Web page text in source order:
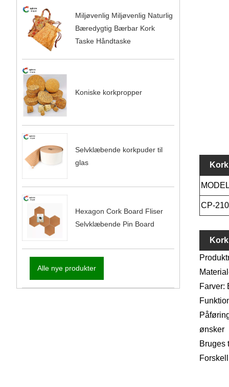
Miljøvenlig Miljøvenlig Naturlig
Bæredygtig Bærbar Kork
Taske Håndtaske
Koniske korkpropper
Selvklæbende korkpuder til
glas
Hexagon Cork Board Fliser
Selvklæbende Pin Board
Alle nye produkter
CP-
Farver:
ønsker
Bruges